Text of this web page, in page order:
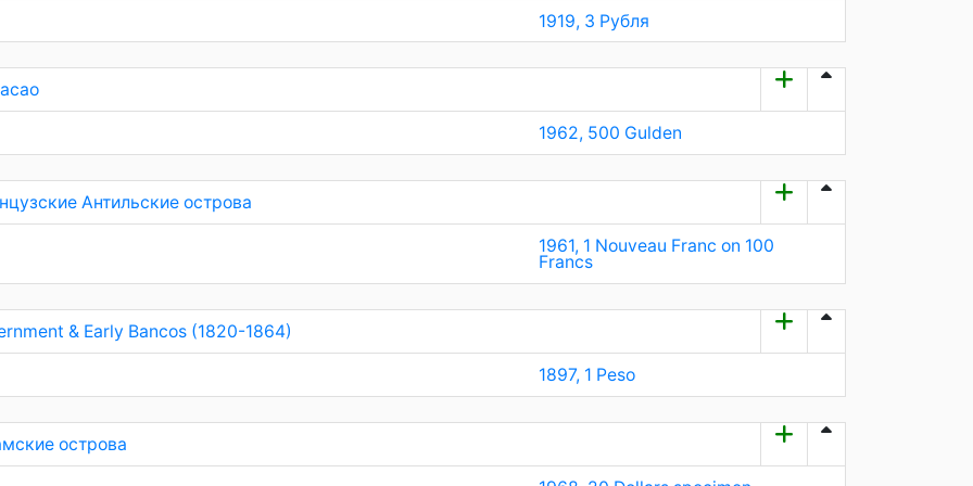
1919, 3 Рубля
1962, 500 Gulden
Антильские острова
1961, 1 Nouveau Franc on 100
Francs
& Early Bancos (1820-1864)
1897, 1 Peso
острова